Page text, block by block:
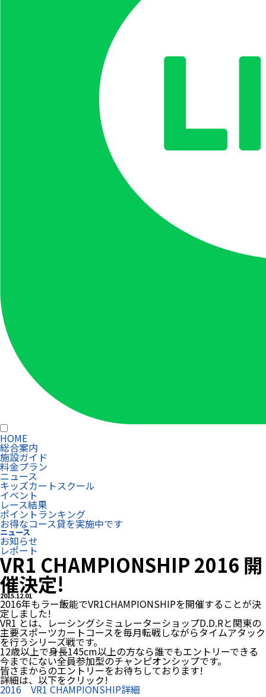
HOME
総合案内
施設ガイド
料金プラン
ニュース
キッズカートスクール
イベント
レース結果
ポイントランキング
お得なコース貸を実施中です
ニュース
お知らせ
レポート
VR1 CHAMPIONSHIP 2016 開
催決定!
2015.12.01
2016年もラー飯能でVR1CHAMPIONSHIPを開催することが決
定しました!
VR1 とは、レーシングシミュレーターショップD.D.Rと関東の
主要スポーツカートコースを毎月転戦しながらタイムアタック
を行うシリーズ戦です。
12歳以上で身長145cm以上の方なら誰でもエントリーできる
今までにない全員参加型のチャンピオンシップです。
皆さまからのエントリーをお待ちしております!
詳細は、以下をクリック!
2016 VR1 CHAMPIONSHIP詳細